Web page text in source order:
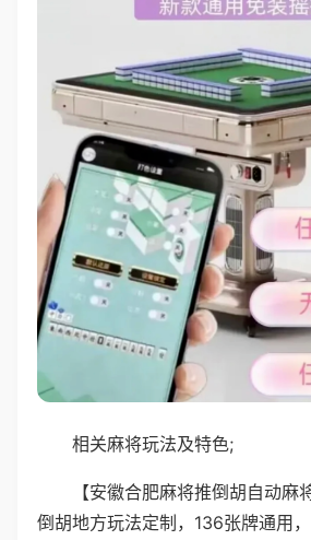
相关麻将玩法及特色;
【安徽合肥麻将推倒胡自动麻
倒胡地方玩法定制，136张牌通用